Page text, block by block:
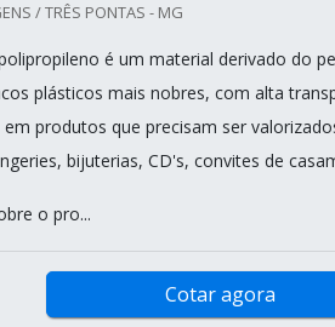
/ TRÊS PONTAS - MG
é um material derivado do
plásticos mais nobres, com alta
produtos que precisam ser
bijuterias, CD's, convites de
o pro...
Cotar agora